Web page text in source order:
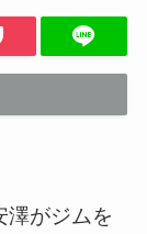
澤がジムを